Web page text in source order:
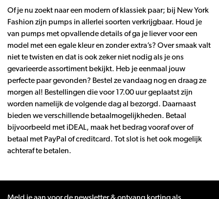
Of je nu zoekt naar een modern of klassiek paar; bij New York
Fashion zijn pumps in allerlei soorten verkrijgbaar. Houd je
van pumps met opvallende details of ga je liever voor een
model met een egale kleur en zonder extra’s? Over smaak valt
niet te twisten en dat is ook zeker niet nodig als je ons
gevarieerde assortiment bekijkt. Heb je eenmaal jouw
perfecte paar gevonden? Bestel ze vandaag nog en draag ze
morgen al! Bestellingen die voor 17.00 uur geplaatst zijn
worden namelijk de volgende dag al bezorgd. Daarnaast
bieden we verschillende betaalmogelijkheden. Betaal
bijvoorbeeld met iDEAL, maak het bedrag vooraf over of
betaal met PayPal of creditcard. Tot slot is het ook mogelijk
achteraf te betalen.